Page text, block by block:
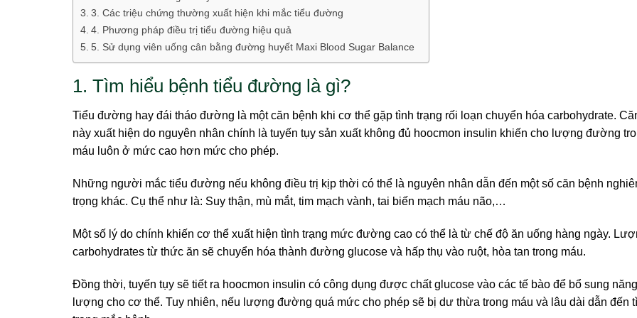
3. Các triệu chứng thường xuất hiện khi mắc tiểu đường
4. Phương pháp điều trị tiểu đường hiệu quả
5. Sử dụng viên uống cân bằng đường huyết Maxi Blood Sugar Balance
1. Tìm hiểu bệnh tiểu đường là gì?
Tiểu đường hay đái tháo đường là một căn bệnh khi cơ thể gặp tình trạng rối loạn chuyển hóa carbohydrate.
này xuất hiện do nguyên nhân chính là tuyến tụy sản xuất không đủ hoocmon insulin khiến cho lượng đường
máu luôn ở mức cao hơn mức cho phép.
Những người mắc tiểu đường nếu không điều trị kịp thời có thể là nguyên nhân dẫn đến một số căn bệnh
trọng khác. Cụ thể như là: Suy thận, mù mắt, tim mạch vành, tai biến mạch máu não,…
Một số lý do chính khiến cơ thể xuất hiện tình trạng mức đường cao có thể là từ chế độ ăn uống hàng ngày.
carbohydrates từ thức ăn sẽ chuyển hóa thành đường glucose và hấp thụ vào ruột, hòa tan trong máu.
Đồng thời, tuyến tụy sẽ tiết ra hoocmon insulin có công dụng được chất glucose vào các tế bào để bổ sung năng
lượng cho cơ thể. Tuy nhiên, nếu lượng đường quá mức cho phép sẽ bị dư thừa trong máu và lâu dài dẫn đến